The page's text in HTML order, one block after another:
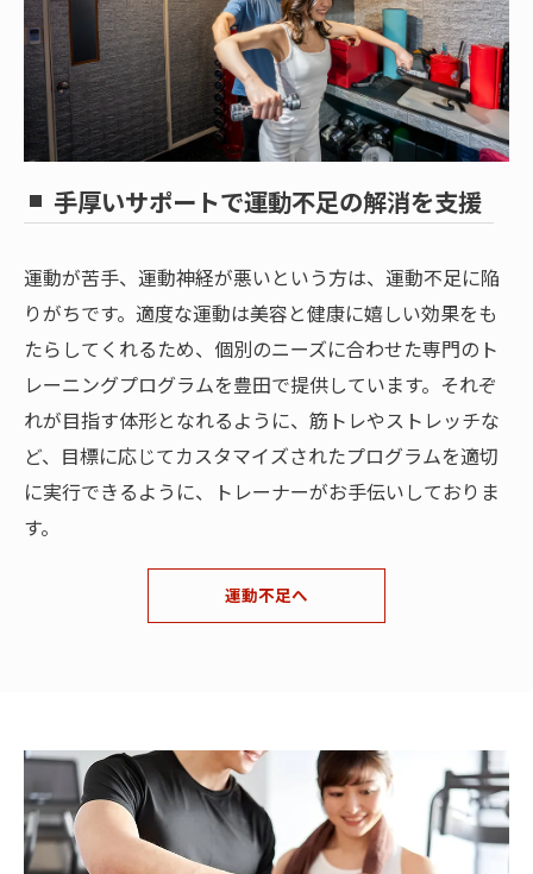
手厚いサポートで運動不足の解消を支援
運動が苦手、運動神経が悪いという方は、運動不足に陥
りがちです。適度な運動は美容と健康に嬉しい効果をも
たらしてくれるため、個別のニーズに合わせた専門のト
レーニングプログラムを豊田で提供しています。それぞ
れが目指す体形となれるように、筋トレやストレッチな
ど、目標に応じてカスタマイズされたプログラムを適切
に実行できるように、トレーナーがお手伝いしておりま
す。
運動不足へ